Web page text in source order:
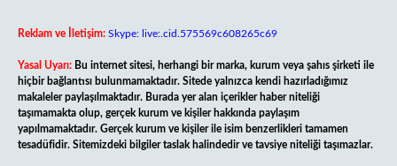
Reklam ve İletişim: Skype: live:.cid.575569c608265c69
Yasal Uyarı: Bu internet sitesi, herhangi bir marka, kurum veya şahıs şirketi ile
hiçbir bağlantısı bulunmamaktadır. Sitede yalnızca kendi hazırladığımız
makaleler paylaşılmaktadır. Burada yer alan içerikler haber niteliği
taşımamakta olup, gerçek kurum ve kişiler hakkında paylaşım
yapılmamaktadır. Gerçek kurum ve kişiler ile isim benzerlikleri tamamen
tesadüfidir. Sitemizdeki bilgiler taslak halindedir ve tavsiye niteliği taşımazlar.